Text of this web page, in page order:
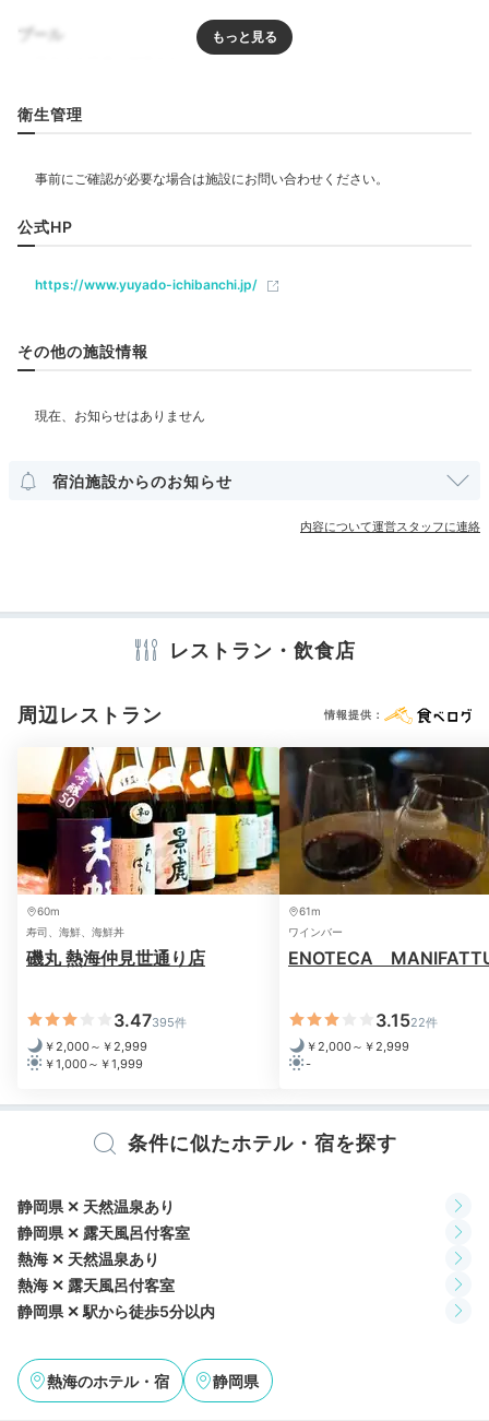
するもよし。熱海の夜景を望むウッドデッキや、カフェ
___karin.jp
ラフトチューハイを飲みました。ご当地ドリンク×温泉の組み合わせ
07:30
好みの干物をチョイス
心温まる和朝食
うさうさこ303さんの投稿
物、手造り豆腐、磯の風味豊かなお味噌汁などが並びま
す。食事の前後に朝日を眺めつつ温泉を楽しんでもいい
かも♪
___karin.jp
プール
リラクゼーション
飲食
レストラン
ベビー＆子供関連
部屋情報
宴会場 売店・ギフトショップ
浴衣 歯ブラシ カミソリ シャンプー リンス シャワーキャップ
バスタオル ドライヤー お茶セット
※設備・アメニティは、確認が取れている情報を表示しています。
衛生管理
公式HP
https://www.yuyado-ichibanchi.jp/
その他の施設情報
宿泊施設からのお知らせ
内容について運営スタッフに連絡
レストラン・飲食店
周辺レストラン 情報提供：
60m
寿司、海鮮、海鮮丼
磯丸 熱海仲見世通り店
3.47395件
￥2,000～￥2,999
￥1,000～￥1,999
61m
ワインバー
ENOTECA
3.1522件
￥2,000～￥2,999
-
条件に似たホテル・宿を探す
静岡県 ✕ 天然温泉あり
静岡県 ✕ 露天風呂付客室
熱海 ✕ 天然温泉あり
熱海 ✕ 露天風呂付客室
静岡県 ✕ 駅から徒歩5分以内
熱海のホテル・宿 静岡県